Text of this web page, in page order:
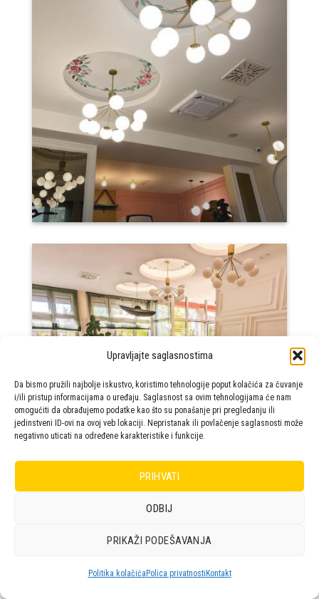
Upravljajte saglasnostima
Da bismo pružili najbolje iskustvo, koristimo tehnologije poput kolačića za čuvanje
i/ili pristup informacijama o uređaju. Saglasnost sa ovim tehnologijama će nam
omogućiti da obrađujemo podatke kao što su ponašanje pri pregledanju ili
jedinstveni ID-ovi na ovoj veb lokaciji. Nepristanak ili povlačenje saglasnosti može
negativno uticati na određene karakteristike i funkcije.
PRIHVATI
ODBIJ
PRIKAŽI PODEŠAVANJA
Politika kolačića Polica privatnosti Kontakt